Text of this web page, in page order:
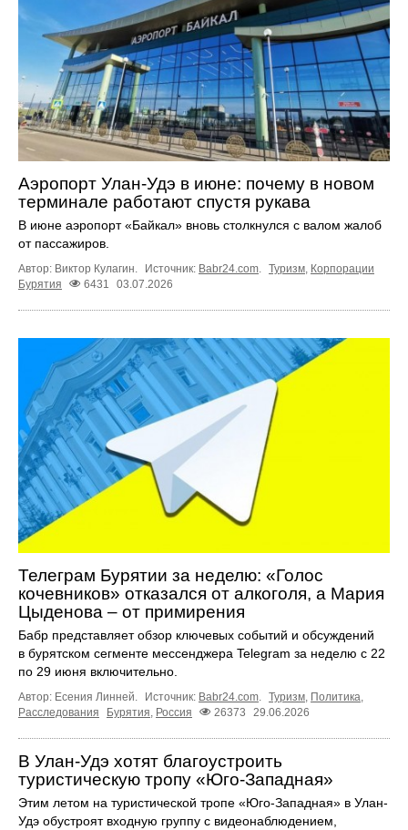
Аэропорт Улан-Удэ в июне: почему в новом
терминале работают спустя рукава
В июне аэропорт «Байкал» вновь столкнулся с валом жалоб
от пассажиров.
Автор: Виктор Кулагин. Источник: Babr24.com Туризм Корпорации
Бурятия
6431 03.07.2026
Телеграм Бурятии за неделю: «Голос
кочевников» отказался от алкоголя, а Мария
Цыденова – от примирения
Бабр представляет обзор ключевых событий и обсуждений
в бурятском сегменте мессенджера Telegram за неделю с 22
по 29 июня включительно.
Автор: Есения Линней. Источник: Babr24.com. Туризм, Политика,
Расследования
Бурятия, Россия 26373 29.06.2026
В Улан-Удэ хотят благоустроить
туристическую тропу «Юго-Западная»
Этим летом на туристической тропе «Юго-Западная» в Улан-
Удэ обустроят входную группу с видеонаблюдением,